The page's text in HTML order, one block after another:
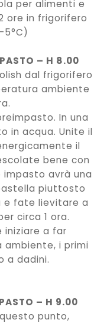
per alimenti e
ore in frigorifero
– H 8.00
dal frigorifero
ambiente
In una
in acqua. Unite il
il
bene con
avrà una
piuttosto
e fate lievitare a
circa 1 ora.
a far
i primi
a dadini.
– H 9.00
punto,